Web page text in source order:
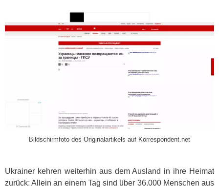
Bildschirmfoto des Originalartikels auf Korrespondent.net
Ukrainer kehren weiterhin aus dem Ausland in ihre Heimat
zurück: Allein an einem Tag sind über 36.000 Menschen aus